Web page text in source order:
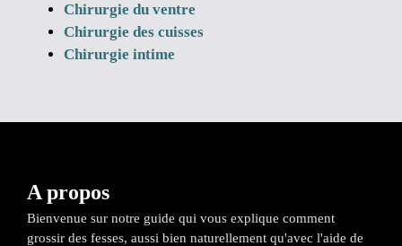
Chirurgie du ventre
Chirurgie des cuisses
Chirurgie intime
A propos
Bienvenue sur notre guide qui vous explique comment
grossir des fesses, aussi bien naturellement qu'avec l'aide de